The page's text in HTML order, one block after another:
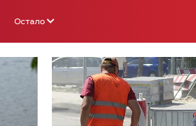
Остало